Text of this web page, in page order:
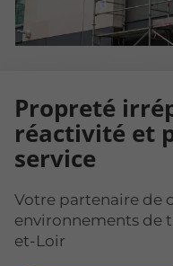
Propreté
réactivité et
service
Votre partenaire de
environnements de
et-Loir